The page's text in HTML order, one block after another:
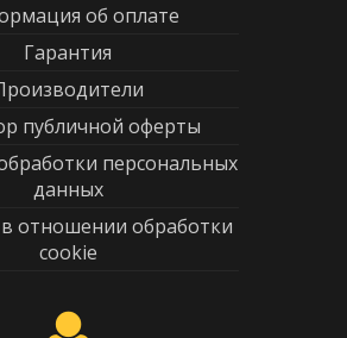
об оплате
Гарантия
публичной оферты
персональных
данных
отношении обработки
cookie